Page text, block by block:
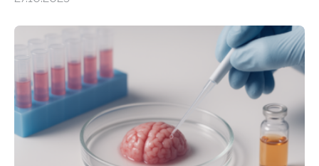
aus dem Deutschen Zentrum für Herzinsuffizienz
im Journal Circulation, warum der Energietransport bei
der Hypertrophen Kardiomyopathie (HCM) versagen
kann und wie sich durch eine Verringerung der
Herzbelastung und des oxidativen Stresses
Rhythmusstörungen reduzieren lassen. Würzburg. Die
hypertrophe Kardiomyopathie (HCM) ist die häufigste
erblich bedingte Herzerkrankung. Sie führt dazu, dass
sich die linke Herzkammer verdickt, der Herzmuskel zu